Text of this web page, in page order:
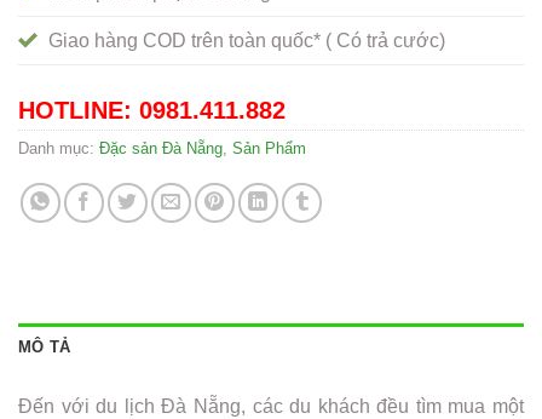
Giao hàng COD trên toàn quốc* ( Có trả cước)
HOTLINE: 0981.411.882
Danh mục: Đặc sản Đà Nẵng, Sản Phẩm
MÔ TẢ
Đến với du lịch Đà Nẵng, các du khách đều tìm mua một